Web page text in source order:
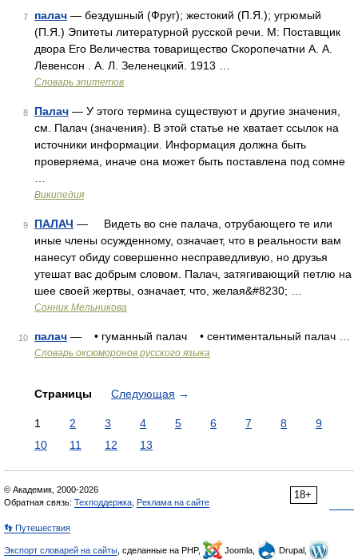
7 палач — бездушный (Фруг); жестокий (П.Я.); угрюмый
(П.Я.) Эпитеты литературной русской речи. М: Поставщик
двора Его Величества товарищество Скоропечатни А. А.
Левенсон . А. Л. Зеленецкий. 1913 …
Словарь эпитетов
8 Палач — У этого термина существуют и другие значения,
см. Палач (значения). В этой статье не хватает ссылок на
источники информации. Информация должна быть
проверяема, иначе она может быть поставлена под сомне
Википедия
9 ПАЛАЧ — Видеть во сне палача, отрубающего те или
иные члены осужденному, означает, что в реальности вам
нанесут обиду совершенно несправедливую, но друзья
утешат вас добрым словом. Палач, затягивающий петлю на
шее своей жертвы, означает, что, желая&#8230; …
Сонник Мельникова
10 палач — • гуманный палач • сентиментальный палач …
Словарь оксюморонов русского языка
Страницы Следующая →
1 2 3 4 5 6 7 8
9
10
11 12 13
18+
© Академик, 2000-2026
Обратная связь: Техподдержка Реклама на сайте
👣 Путешествия
Экспорт словарей на сайты , сделанные на PHP, Joomla,
Drupal,